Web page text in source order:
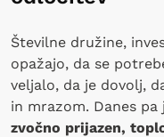
Številne družine,
opažajo, da se
veljalo, da je dovolj,
in mrazom. Danes
zvočno prijazen,